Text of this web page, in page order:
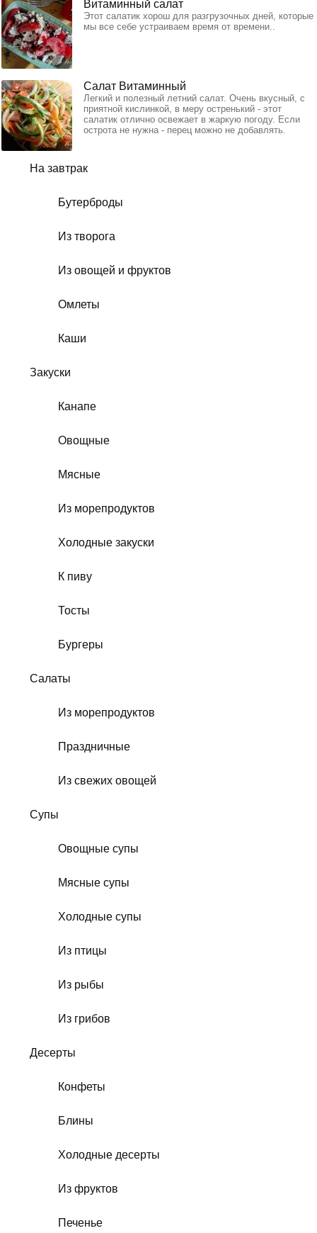
На завтрак
Бутерброды
Из творога
Из овощей и фруктов
Омлеты
Каши
Закуски
Канапе
Овощные
Мясные
Из морепродуктов
Холодные закуски
К пиву
Тосты
Бургеры
Салаты
Из морепродуктов
Праздничные
Из свежих овощей
Супы
Овощные супы
Мясные супы
Холодные супы
Из птицы
Из рыбы
Из грибов
Десерты
Конфеты
Блины
Холодные десерты
Из фруктов
Печенье
Витаминный салат
Этот салатик хорош для разгрузочных дней, которые
мы все себе устраиваем время от времени..
Салат Витаминный
Легкий и полезный летний салат. Очень вкусный, с
приятной кислинкой, в меру остренький - этот
салатик отлично освежает в жаркую погоду. Если
острота не нужна - перец можно не добавлять.